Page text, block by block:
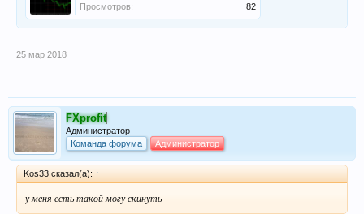
Просмотров:
82
25 мар 2018
FXprofit
Администратор
Команда форума
Администратор
Kos33 сказал(а): ↑
у меня есть такой могу скинуть